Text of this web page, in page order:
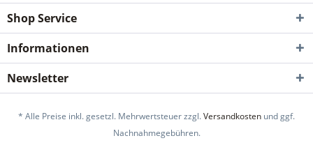
Shop Service
Informationen
Newsletter
* Alle Preise inkl. gesetzl. Mehrwertsteuer zzgl.Versandkosten und ggf.
Nachnahmegebühren.